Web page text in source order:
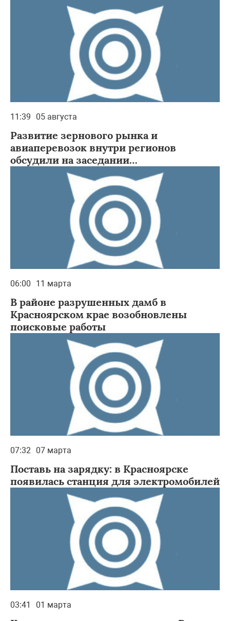
11:39 05 августа
Развитие зернового рынка и
авиаперевозок внутри регионов
обсудили на заседании
Межрегиональной ассоциации
«Сибирское соглашение»
06:00 11 марта
В районе разрушенных дамб в
Красноярском крае возобновлены
поисковые работы
07:32 07 марта
Поставь на зарядку: в Красноярске
появилась станция для электромобилей
03:41 01 марта